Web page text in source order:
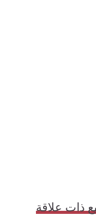
ذات علاقة